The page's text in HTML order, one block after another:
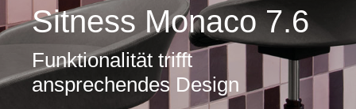
Sitness Monaco 7.6
Funktionalität trifft
ansprechendes Design